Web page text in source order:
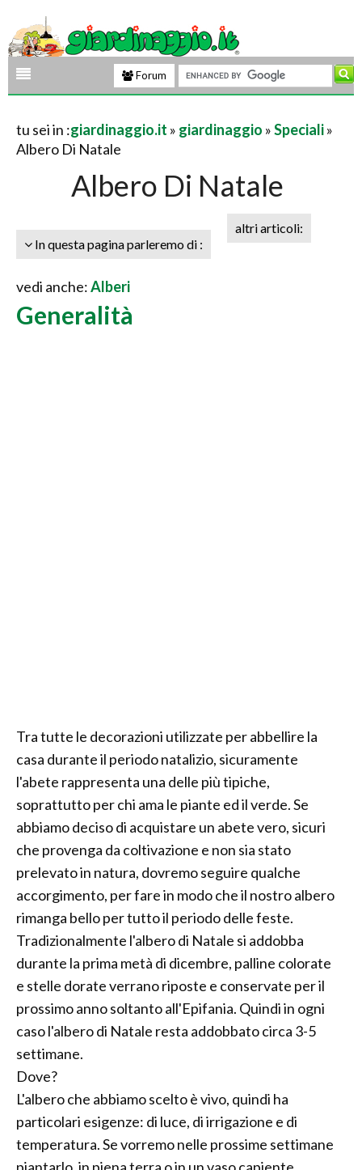
Forum
tu sei in :giardinaggio.it » giardinaggio »Speciali»
Albero Di Natale
Albero Di Natale
In questa pagina parleremo di :
altri articoli:
vedi anche:Alberi
Generalità
Tra tutte le decorazioni utilizzate per abbellire la
casa durante il periodo natalizio, sicuramente
l'abete rappresenta una delle più tipiche,
soprattutto per chi ama le piante ed il verde. Se
abbiamo deciso di acquistare un abete vero, sicuri
che provenga da coltivazione e non sia stato
prelevato in natura, dovremo seguire qualche
accorgimento, per fare in modo che il nostro albero
rimanga bello per tutto il periodo delle feste.
Tradizionalmente l'albero di Natale si addobba
durante la prima metà di dicembre, palline colorate
e stelle dorate verrano riposte e conservate per il
prossimo anno soltanto all'Epifania. Quindi in ogni
caso l'albero di Natale resta addobbato circa 3-5
settimane.
Dove?
L'albero che abbiamo scelto è vivo, quindi ha
particolari esigenze: di luce, di irrigazione e di
temperatura. Se vorremo nelle prossime settimane